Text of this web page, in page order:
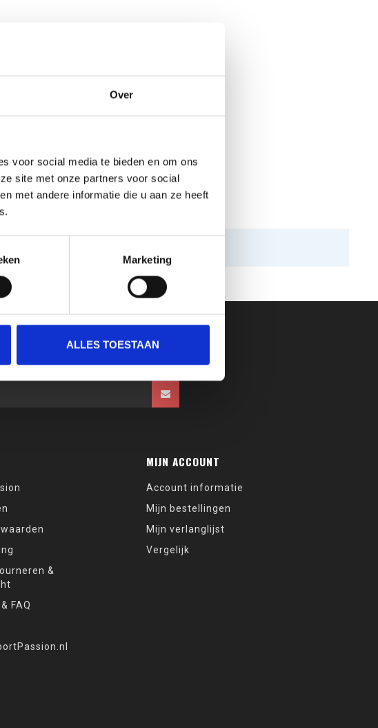
Over
voor social media te bieden en om ons
site met onze partners voor social
met andere informatie die u aan ze heeft
Marketing
ALLES TOESTAAN
&
FAQ
MIJN ACCOUNT
Account informatie
Mijn bestellingen
Mijn verlanglijst
Vergelijk